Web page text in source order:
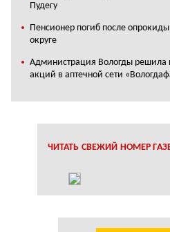
Пудегу
Пенсионер погиб после
округе
Администрация Вологды решила
акций в аптечной сети
ЧИТАТЬ СВЕЖИЙ НОМЕР